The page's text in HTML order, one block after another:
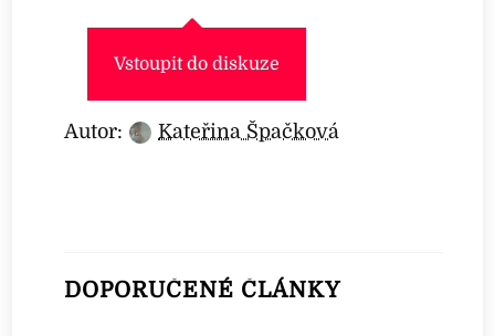
Vstoupit do diskuze
Autor: Kateřina Špačková
DOPORUČENÉ ČLÁNKY